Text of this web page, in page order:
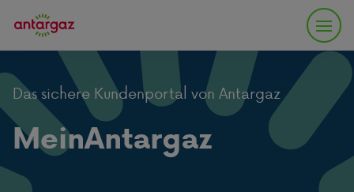
Das sichere Kundenportal von Antargaz
MeinAntargaz